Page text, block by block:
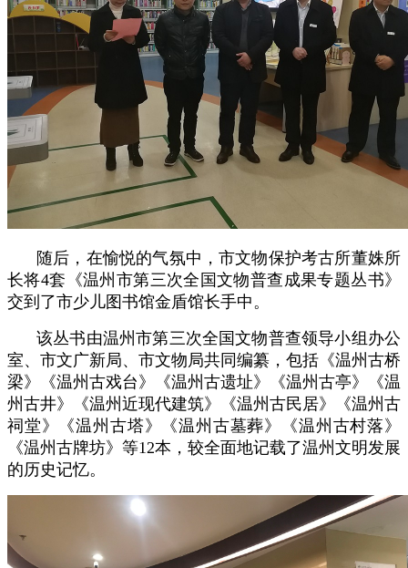
随后，在愉悦的气氛中，市文物保护考古所董姝所
长将4套《温州市第三次全国文物普查成果专题丛书》
交到了市少儿图书馆金盾馆长手中。
该丛书由温州市第三次全国文物普查领导小组办公
室、市文广新局、市文物局共同编纂，包括《温州古桥
梁》《温州古戏台》《温州古遗址》《温州古亭》《温
州古井》《温州近现代建筑》《温州古民居》《温州古
祠堂》《温州古塔》《温州古墓葬》《温州古村落》
《温州古牌坊》等12本，较全面地记载了温州文明发展
的历史记忆。